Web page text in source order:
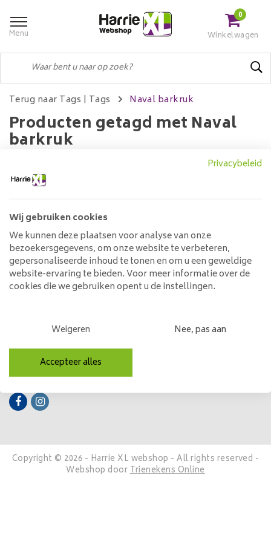
Menu
0
Winkelwagen
Terug naar Tags | Tags Naval barkruk
Producten getagd met Naval
barkruk
Geen producten gevonden!...
Klantenservice
Mijn account
Categorieën
Contactgegevens
Volg ons
Copyright © 2026 - Harrie XL webshop - All rights reserved -
Webshop doorTrienekens Online
Privacybeleid
Wij gebruiken cookies
We kunnen deze plaatsen voor analyse van onze
bezoekersgegevens, om onze website te verbeteren,
gepersonaliseerde inhoud te tonen en om u een geweldige
website-ervaring te bieden. Voor meer informatie over de
cookies die we gebruiken opent u de instellingen.
Weigeren Nee, pas aan
Accepteer alles